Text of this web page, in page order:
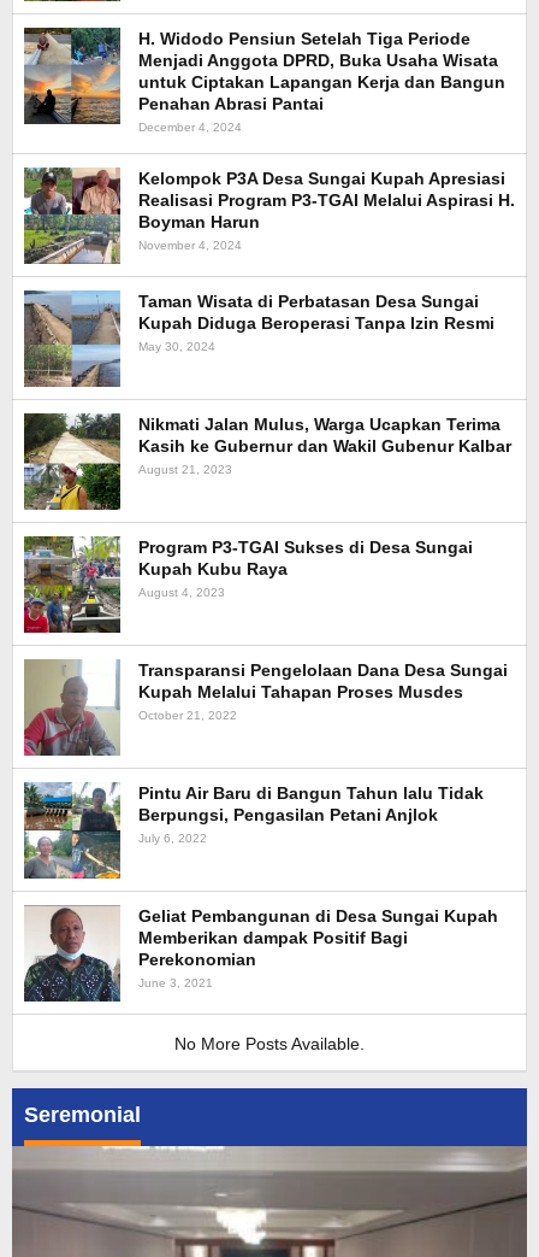
Seremonial
H. Widodo Pensiun Setelah Tiga Periode
Menjadi Anggota DPRD, Buka Usaha Wisata
untuk Ciptakan Lapangan Kerja dan Bangun
Penahan Abrasi Pantai
December 4, 2024
Kelompok P3A Desa Sungai Kupah Apresiasi
Realisasi Program P3-TGAI Melalui Aspirasi H.
Boyman Harun
November 4, 2024
Taman Wisata di Perbatasan Desa Sungai
Kupah Diduga Beroperasi Tanpa Izin Resmi
May 30, 2024
Nikmati Jalan Mulus, Warga Ucapkan Terima
Kasih ke Gubernur dan Wakil Gubenur Kalbar
August 21, 2023
Program P3-TGAI Sukses di Desa Sungai
Kupah Kubu Raya
August 4, 2023
Transparansi Pengelolaan Dana Desa Sungai
Kupah Melalui Tahapan Proses Musdes
October 21, 2022
Pintu Air Baru di Bangun Tahun lalu Tidak
Berpungsi, Pengasilan Petani Anjlok
July 6, 2022
Geliat Pembangunan di Desa Sungai Kupah
Memberikan dampak Positif Bagi
Perekonomian
June 3, 2021
No More Posts Available.